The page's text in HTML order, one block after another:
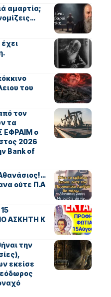
αμαρτία;
του
τον
τα
ΕΦΡΑΙΜ ο
2026
Bank of
ούτε Π.Α
ΑΣΚΗΤΗ Κ
την
εκείσε